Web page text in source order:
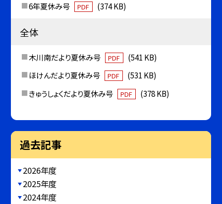
6年夏休み号 PDF (374 KB)
全体
木川南だより夏休み号 PDF
(541 KB)
ほけんだより夏休み号
PDF
(531 KB)
きゅうしょくだより夏休み号
PDF (378 KB)
過去記事
2026年度
2025年度
2024年度